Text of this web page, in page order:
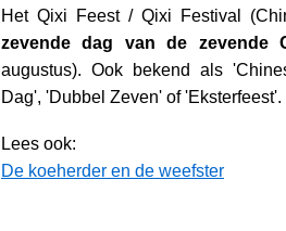
Het Qixi Feest / Qixi Festival
zevende dag van de zevende
augustus). Ook bekend als
Dag', 'Dubbel Zeven' of 'Eksterfeest'.
Lees ook:
De koeherder en de weefster